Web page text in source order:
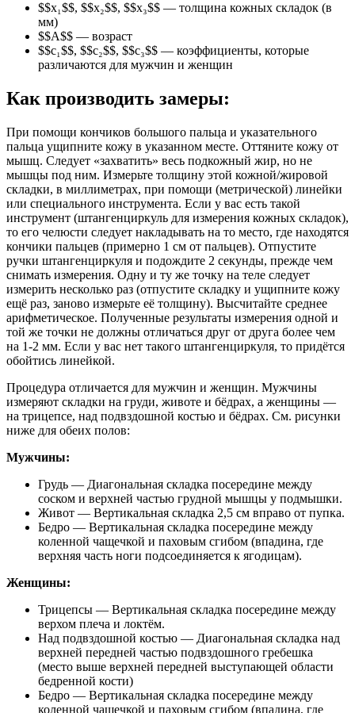
$$x₁$$, $$x₂$$, $$x₃$$ — толщина кожных складок (в
мм)
$$A$$ — возраст
$$c₁$$, $$c₂$$, $$c₃$$ — коэффициенты, которые
различаются для мужчин и женщин
Как производить замеры:
При помощи кончиков большого пальца и указательного
пальца ущипните кожу в указанном месте. Оттяните кожу от
мышц. Следует «захватить» весь подкожный жир, но не
мышцы под ним. Измерьте толщину этой кожной/жировой
складки, в миллиметрах, при помощи (метрической) линейки
или специального инструмента. Если у вас есть такой
инструмент (штангенциркуль для измерения кожных складок),
то его челюсти следует накладывать на то место, где находятся
кончики пальцев (примерно 1 см от пальцев). Отпустите
ручки штангенциркуля и подождите 2 секунды, прежде чем
снимать измерения. Одну и ту же точку на теле следует
измерить несколько раз (отпустите складку и ущипните кожу
ещё раз, заново измерьте её толщину). Высчитайте среднее
арифметическое. Полученные результаты измерения одной и
той же точки не должны отличаться друг от друга более чем
на 1-2 мм. Если у вас нет такого штангенциркуля, то придётся
обойтись линейкой.
Процедура отличается для мужчин и женщин. Мужчины
измеряют складки на груди, животе и бёдрах, а женщины —
на трицепсе, над подвздошной костью и бёдрах. См. рисунки
ниже для обеих полов:
Мужчины:
Грудь — Диагональная складка посередине между
соском и верхней частью грудной мышцы у подмышки.
Живот — Вертикальная складка 2,5 см вправо от пупка.
Бедро — Вертикальная складка посередине между
коленной чащечкой и паховым сгибом (впадина, где
верхняя часть ноги подсоединяется к ягодицам).
Женщины:
Трицепсы — Вертикальная складка посередине между
верхом плеча и локтём.
Над подвздошной костью — Диагональная складка над
верхней передней частью подвздошного гребешка
(место выше верхней передней выступающей области
бедренной кости)
Бедро — Вертикальная складка посередине между
коленной чащечкой и паховым сгибом (впадина, где